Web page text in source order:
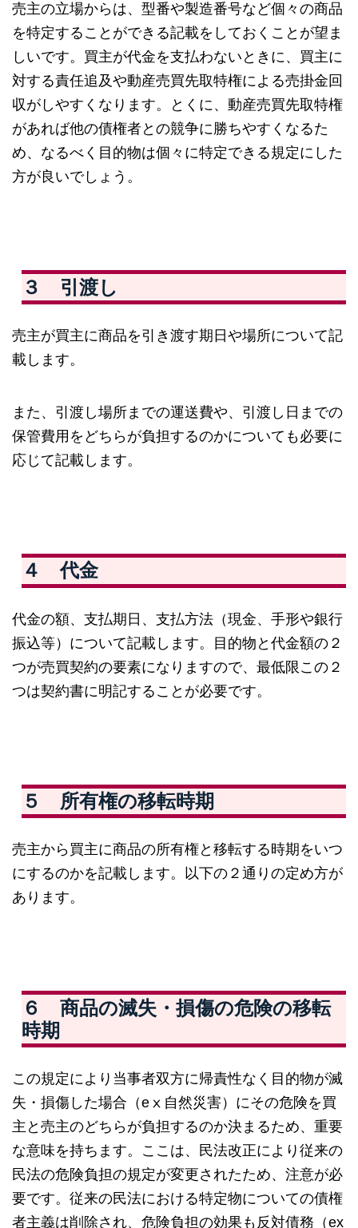
売主の立場からは、型番や製造番号など個々の商品
を特定することができる記載をしておくことが望ま
しいです。買主が代金を支払わないときに、買主に
対する責任追及や動産売買先取特権による売掛金回
収がしやすくなります。とくに、動産売買先取特権
があれば他の債権者との競争に勝ちやすくなるた
め、なるべく目的物は個々に特定できる規定にした
方が良いでしょう。
３ 引渡し
売主が買主に商品を引き渡す期日や場所について記
載します。
また、引渡し場所までの運送費や、引渡し日までの
保管費用をどちらが負担するのかについても必要に
応じて記載します。
４ 代金
代金の額、支払期日、支払方法（現金、手形や銀行
振込等）について記載します。目的物と代金額の２
つが売買契約の要素になりますので、最低限この２
つは契約書に明記することが必要です。
５ 所有権の移転時期
売主から買主に商品の所有権と移転する時期をいつ
にするのかを記載します。以下の２通りの定め方が
あります。
６ 商品の滅失・損傷の危険の移転
時期
この規定により当事者双方に帰責性なく目的物が滅
失・損傷した場合（eⅹ自然災害）にその危険を買
主と売主のどちらが負担するのか決まるため、重要
な意味を持ちます。ここは、民法改正により従来の
民法の危険負担の規定が変更されたため、注意が必
要です。従来の民法における特定物についての債権
者主義は削除され、危険負担の効果も反対債務（ex